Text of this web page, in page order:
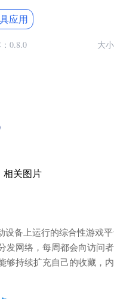
×
搜索
应用
0.8.0 大小
相关图片
设备上运行的综合性游戏
发网络，每周都会向访问
够持续扩充自己的收藏，